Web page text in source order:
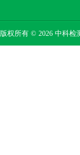
版权所有 © 2026 中科检